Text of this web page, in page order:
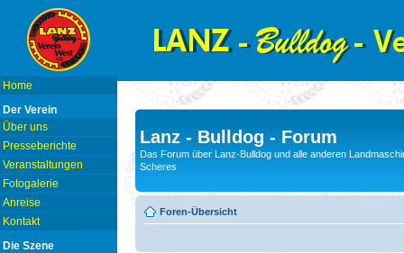
Home
Der Verein
Über uns
Presseberichte
Veranstaltungen
Fotogalerie
Anreise
Kontakt
Die Szene
Lanz - Bulldog - Forum
Das Forum über Lanz-Bulldog und alle anderen
Scheres
Foren-Übersicht